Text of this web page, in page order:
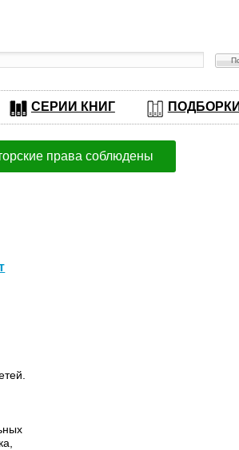
СЕРИИ КНИГ ПОДБОРКИ
права соблюдены